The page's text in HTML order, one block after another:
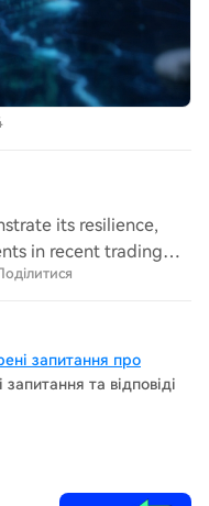
its resilience,
in recent trading
regarding OpenAI's
запитання про
та відповіді